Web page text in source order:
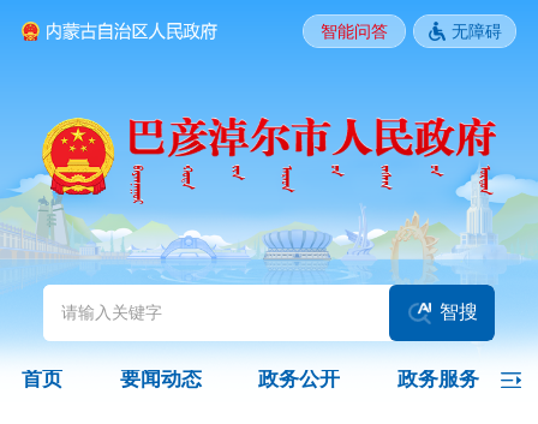
头条 国务院信息 自治区信息
政务动态 旗县区动态
图片新闻
政务公开
智能问答 无障碍
智搜
首页 要闻动态 政务公开 政务服务